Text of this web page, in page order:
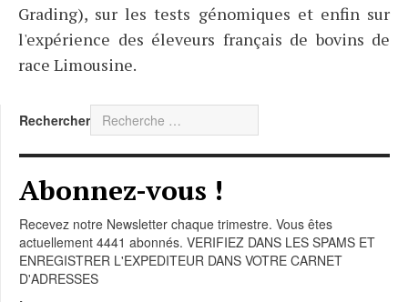
Grading), sur les tests génomiques et enfin sur
l'expérience des éleveurs français de bovins de
race Limousine.
Rechercher
Abonnez-vous !
Recevez notre Newsletter chaque trimestre. Vous êtes
actuellement 4441 abonnés. VERIFIEZ DANS LES SPAMS ET
ENREGISTRER L'EXPEDITEUR DANS VOTRE CARNET
D'ADRESSES